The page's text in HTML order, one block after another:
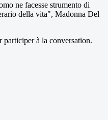
ne facesse strumento di
della vita", Madonna Del
participer à la conversation.